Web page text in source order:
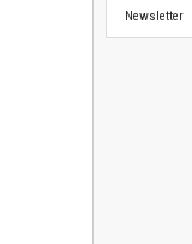
Newsletter